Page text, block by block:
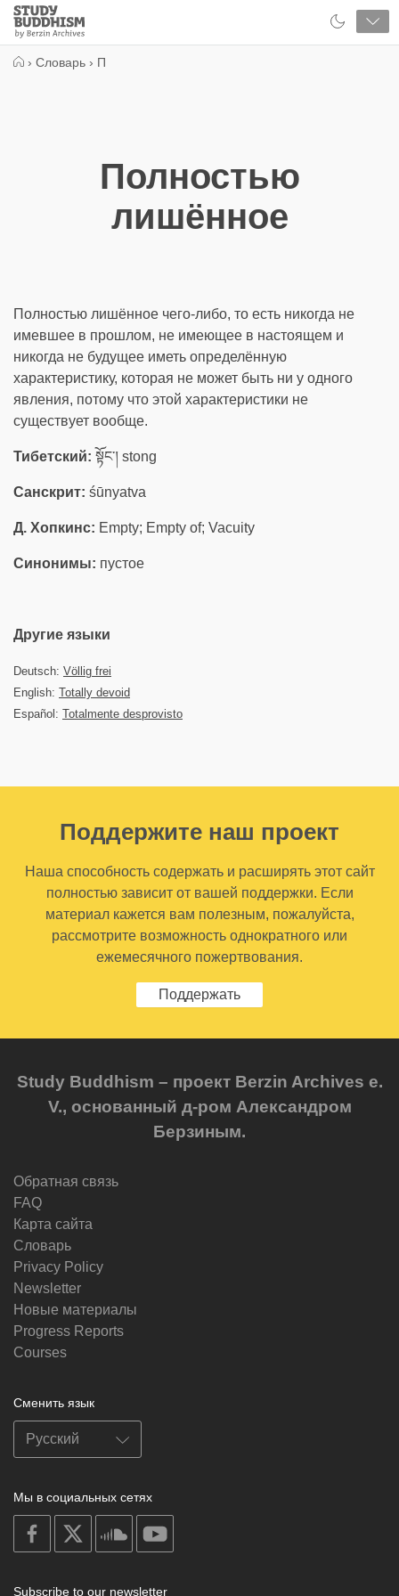
Close
Study
Buddhism
› Словарь › П
Полностью
лишённое
Полностью лишённое чего-либо, то есть никогда не
имевшее в прошлом, не имеющее в настоящем и
никогда не будущее иметь определённую
характеристику, которая не может быть ни у одного
явления, потому что этой характеристики не
существует вообще.
Тибетский: སྟོང་། stong
Санскрит: śūnyatva
Д. Хопкинс: Empty; Empty of; Vacuity
Синонимы: пустое
Другие языки
Deutsch: Völlig frei
English: Totally devoid
Español: Totalmente desprovisto
Поддержите наш проект
Наша способность содержать и расширять этот сайт
полностью зависит от вашей поддержки. Если
материал кажется вам полезным, пожалуйста,
рассмотрите возможность однократного или
ежемесячного пожертвования.
Поддержать
Study Buddhism – проект Berzin Archives e.
V., основанный д-ром Александром
Берзиным.
Обратная связь
FAQ
Карта сайта
Словарь
Privacy Policy
Newsletter
Новые материалы
Progress Reports
Courses
Сменить язык
Мы в социальных сетях
on
facebook
soundcloud
Subscribe to our newsletter